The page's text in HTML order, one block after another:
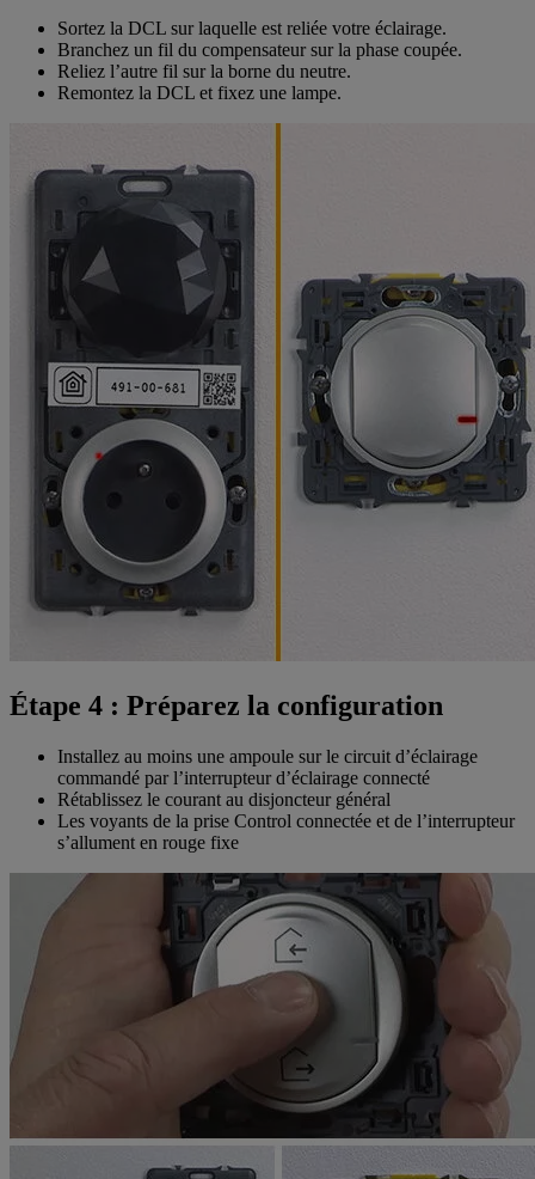
Sortez la DCL sur laquelle est reliée votre éclairage.
Branchez un fil du compensateur sur la phase coupée.
Reliez l’autre fil sur la borne du neutre.
Remontez la DCL et fixez une lampe.
Étape 4 : Préparez la configuration
Installez au moins une ampoule sur le circuit d’éclairage
commandé par l’interrupteur d’éclairage connecté
Rétablissez le courant au disjoncteur général
Les voyants de la prise Control connectée et de l’interrupteur
s’allument en rouge fixe